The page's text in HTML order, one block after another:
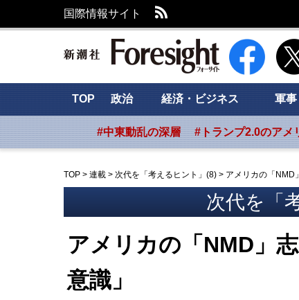
国際情報サイト
新潮社
TOP 政治 経済・ビジネス 軍事
#中東動乱の深層 #トランプ2.0のアメ
TOP > 連載 > 次代を「考えるヒント」(8) > アメリカの「NMD
次代を「
アメリカの「NMD」
意識」